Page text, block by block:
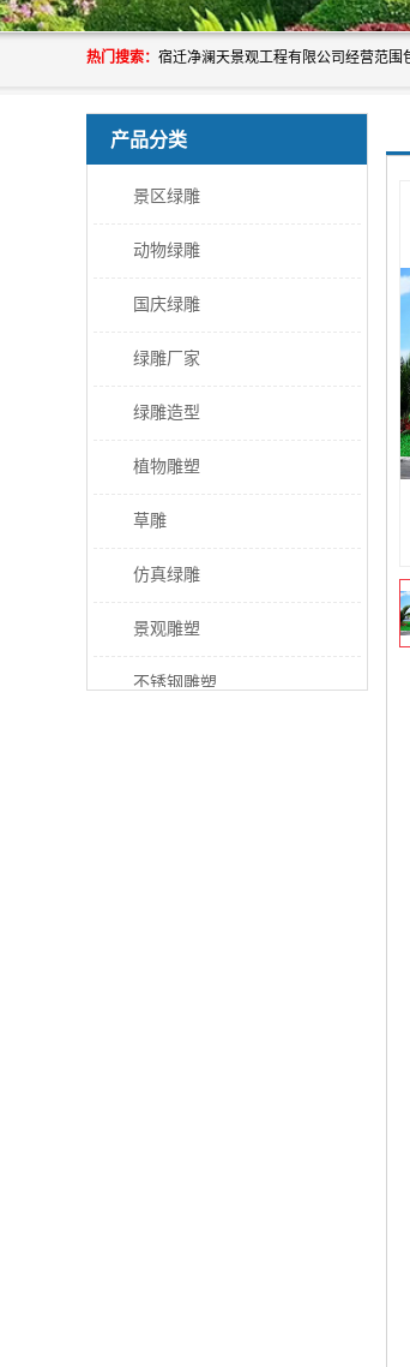
热门搜索：
产品分类
景区绿雕
动物绿雕
国庆绿雕
绿雕厂家
绿雕造型
植物雕塑
草雕
仿真绿雕
景观雕塑
不锈钢雕塑